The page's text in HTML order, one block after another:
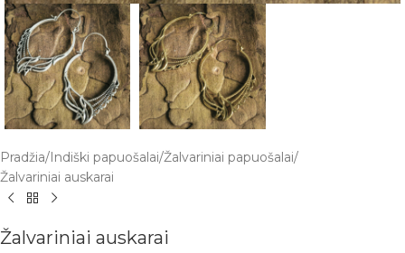
Pradžia/ Indiški papuošalai/Žalvariniai papuošalai/
Žalvariniai auskarai
Žalvariniai auskarai